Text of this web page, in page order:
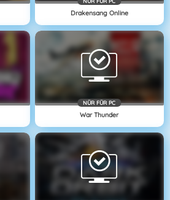
Drakensang Online
NÜR FÜR PC
War Thunder